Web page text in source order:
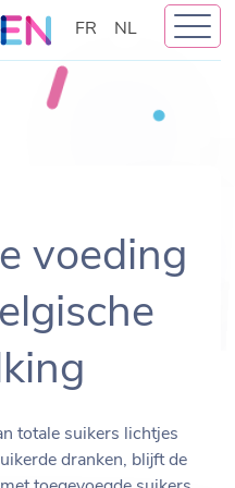
FR NL
voeding
totale suikers lichtjes
dranken, blijft de